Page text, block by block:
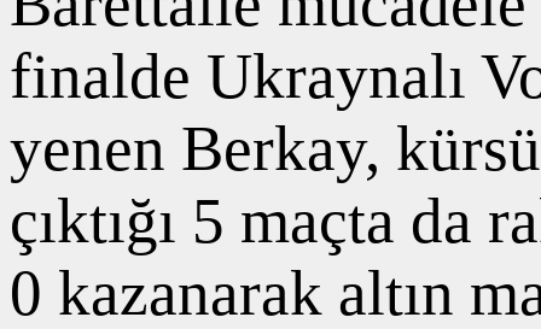
finalde Ukraynalı
yenen Berkay,
çıktığı 5 maçta da
0 kazanarak altın